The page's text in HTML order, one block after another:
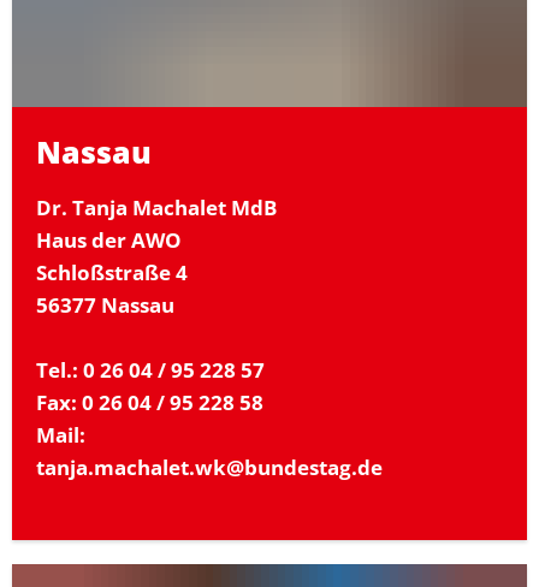
Nassau
Dr. Tanja Machalet MdB
Haus der AWO
Schloßstraße 4
56377 Nassau
Tel.: 0 26 04 / 95 228 57
Fax: 0 26 04 / 95 228 58
Mail:
tanja.machalet.wk@bundestag.de